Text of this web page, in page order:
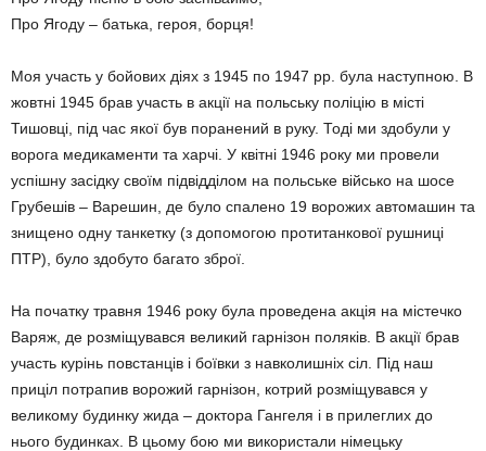
Про Ягоду – батька, героя, борця!
Моя участь у бойових діях з 1945 по 1947 рр. була наступною. В
жовтні 1945 брав участь в акції на польську поліцію в місті
Тишовці, під час якої був поранений в руку. Тоді ми здобули у
ворога медикаменти та харчі. У квітні 1946 року ми провели
успішну засідку своїм підвідділом на польське військо на шосе
Грубешів – Варешин, де було спалено 19 ворожих автомашин та
знищено одну танкетку (з допомогою протитанкової рушниці
ПТР), було здобуто багато зброї.
На початку травня 1946 року була проведена акція на містечко
Варяж, де розміщувався великий гарнізон поляків. В акції брав
участь курінь повстанців і боївки з навколишніх сіл. Під наш
приціл потрапив ворожий гарнізон, котрий розміщувався у
великому будинку жида – доктора Гангеля і в прилеглих до
нього будинках. В цьому бою ми використали німецьку